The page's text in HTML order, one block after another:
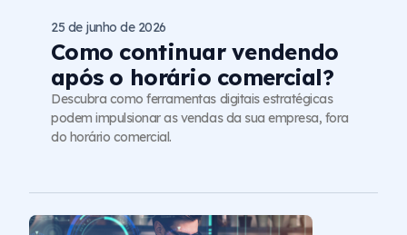
Como continuar vendendo
após o horário comercial?
25 de junho de 2026
Descubra como ferramentas digitais estratégicas
podem impulsionar as vendas da sua empresa, fora
do horário comercial.